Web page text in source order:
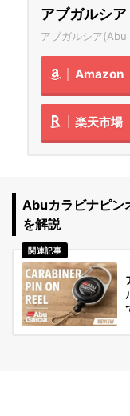
アブガルシ
アブガルシア(Abu
Amazon
楽天市場
Abuカラビナピン
を解説
関連記事